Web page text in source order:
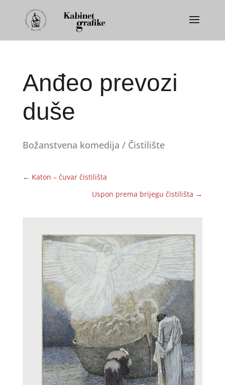
Anđeo prevozi
duše
Božanstvena komedija / Čistilište
← Katon – čuvar čistilišta
Uspon prema brijegu čistilišta →